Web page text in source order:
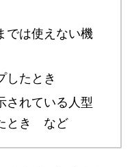
では使えない機
したとき
されている人型
とき など